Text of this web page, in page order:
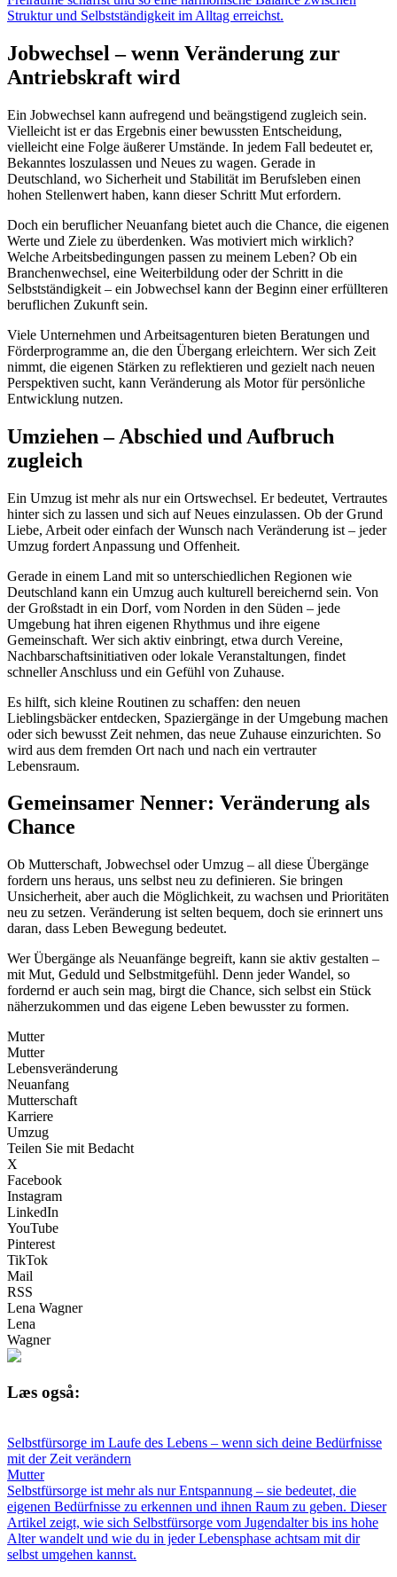
Struktur und Selbstständigkeit im Alltag erreichst.
Jobwechsel – wenn Veränderung zur
Antriebskraft wird
Ein Jobwechsel kann aufregend und beängstigend zugleich sein.
Vielleicht ist er das Ergebnis einer bewussten Entscheidung,
vielleicht eine Folge äußerer Umstände. In jedem Fall bedeutet er,
Bekanntes loszulassen und Neues zu wagen. Gerade in
Deutschland, wo Sicherheit und Stabilität im Berufsleben einen
hohen Stellenwert haben, kann dieser Schritt Mut erfordern.
Doch ein beruflicher Neuanfang bietet auch die Chance, die eigenen
Werte und Ziele zu überdenken. Was motiviert mich wirklich?
Welche Arbeitsbedingungen passen zu meinem Leben? Ob ein
Branchenwechsel, eine Weiterbildung oder der Schritt in die
Selbstständigkeit – ein Jobwechsel kann der Beginn einer erfüllteren
beruflichen Zukunft sein.
Viele Unternehmen und Arbeitsagenturen bieten Beratungen und
Förderprogramme an, die den Übergang erleichtern. Wer sich Zeit
nimmt, die eigenen Stärken zu reflektieren und gezielt nach neuen
Perspektiven sucht, kann Veränderung als Motor für persönliche
Entwicklung nutzen.
Umziehen – Abschied und Aufbruch
zugleich
Ein Umzug ist mehr als nur ein Ortswechsel. Er bedeutet, Vertrautes
hinter sich zu lassen und sich auf Neues einzulassen. Ob der Grund
Liebe, Arbeit oder einfach der Wunsch nach Veränderung ist – jeder
Umzug fordert Anpassung und Offenheit.
Gerade in einem Land mit so unterschiedlichen Regionen wie
Deutschland kann ein Umzug auch kulturell bereichernd sein. Von
der Großstadt in ein Dorf, vom Norden in den Süden – jede
Umgebung hat ihren eigenen Rhythmus und ihre eigene
Gemeinschaft. Wer sich aktiv einbringt, etwa durch Vereine,
Nachbarschaftsinitiativen oder lokale Veranstaltungen, findet
schneller Anschluss und ein Gefühl von Zuhause.
Es hilft, sich kleine Routinen zu schaffen: den neuen
Lieblingsbäcker entdecken, Spaziergänge in der Umgebung machen
oder sich bewusst Zeit nehmen, das neue Zuhause einzurichten. So
wird aus dem fremden Ort nach und nach ein vertrauter
Lebensraum.
Gemeinsamer Nenner: Veränderung als
Chance
Ob Mutterschaft, Jobwechsel oder Umzug – all diese Übergänge
fordern uns heraus, uns selbst neu zu definieren. Sie bringen
Unsicherheit, aber auch die Möglichkeit, zu wachsen und Prioritäten
neu zu setzen. Veränderung ist selten bequem, doch sie erinnert uns
daran, dass Leben Bewegung bedeutet.
Wer Übergänge als Neuanfänge begreift, kann sie aktiv gestalten –
mit Mut, Geduld und Selbstmitgefühl. Denn jeder Wandel, so
fordernd er auch sein mag, birgt die Chance, sich selbst ein Stück
näherzukommen und das eigene Leben bewusster zu formen.
Mutter
Mutter
Lebensveränderung
Neuanfang
Mutterschaft
Karriere
Umzug
Teilen Sie mit Bedacht
X
Facebook
Instagram
LinkedIn
YouTube
Pinterest
TikTok
Mail
RSS
Lena Wagner
Lena
Wagner
Læs også:
Selbstfürsorge im Laufe des Lebens – wenn sich deine Bedürfnisse
mit der Zeit verändern
Mutter
Selbstfürsorge ist mehr als nur Entspannung – sie bedeutet, die
eigenen Bedürfnisse zu erkennen und ihnen Raum zu geben. Dieser
Artikel zeigt, wie sich Selbstfürsorge vom Jugendalter bis ins hohe
Alter wandelt und wie du in jeder Lebensphase achtsam mit dir
selbst umgehen kannst.